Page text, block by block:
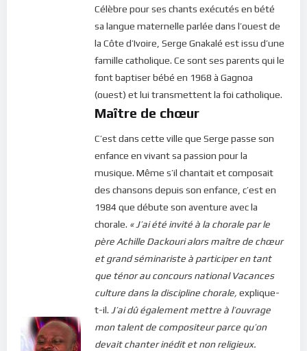
Célèbre pour ses chants exécutés en bété
sa langue maternelle parlée dans l’ouest de
la Côte d’Ivoire, Serge Gnakalé est issu d’une
famille catholique. Ce sont ses parents qui le
font baptiser bébé en 1968 à Gagnoa
(ouest) et lui transmettent la foi catholique.
Maître de chœur
C’est dans cette ville que Serge passe son
enfance en vivant sa passion pour la
musique. Même s’il chantait et composait
des chansons depuis son enfance, c’est en
1984 que débute son aventure avec la
chorale. « J’ai été invité à la chorale par le
père Achille Dackouri alors maître de chœur
et grand séminariste à participer en tant
que ténor au concours national Vacances
culture dans la discipline chorale, explique-
t-il. J’ai dû également mettre à l’ouvrage
mon talent de compositeur parce qu’on
devait chanter inédit et non religieux.